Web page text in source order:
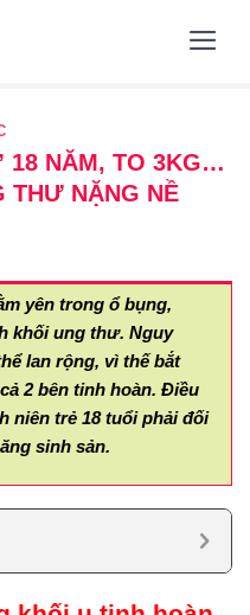
18 NĂM, TO 3KG…
THƯ NẶNG NỀ
yên trong ổ bụng,
khối ung thư. Nguy
lan rộng, vì thế bắt
2 bên tinh hoàn. Điều
niên trẻ 18 tuổi phải đối
sinh sản.